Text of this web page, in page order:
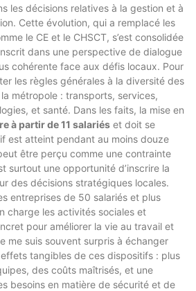
les décisions relatives à la gestion et à
Cette évolution, qui a remplacé les
le CE et le CHSCT, s’est consolidée
dans une perspective de dialogue
cohérente face aux défis locaux. Pour
les règles générales à la diversité des
métropole : transports, services,
et santé. Dans les faits, la mise en
à partir de 11 salariés et doit se
est atteint pendant au moins douze
être perçu comme une contrainte
surtout une opportunité d’inscrire la
des décisions stratégiques locales.
entreprises de 50 salariés et plus
charge les activités sociales et
pour améliorer la vie au travail et
me suis souvent surpris à échanger
effets tangibles de ces dispositifs : plus
des coûts maîtrisés, et une
besoins en matière de sécurité et de